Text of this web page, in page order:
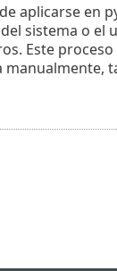
aplicarse en
del sistema o
Este